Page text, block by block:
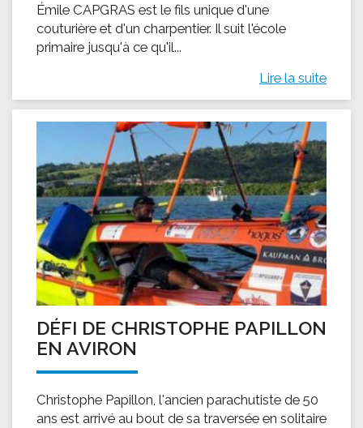
Émile CAPGRAS est le fils unique d'une
couturière et d'un charpentier. Il suit l'école
primaire jusqu'à ce qu'il...
Lire la suite
DÉFI DE CHRISTOPHE PAPILLON
EN AVIRON
Christophe Papillon, l'ancien parachutiste de 50
ans est arrivé au bout de sa traversée en solitaire